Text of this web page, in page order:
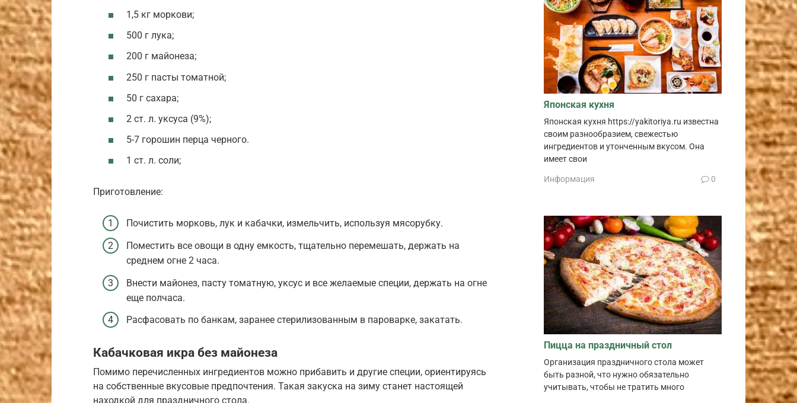
1,5 кг моркови;
500 г лука;
200 г майонеза;
250 г пасты томатной;
50 г сахара;
2 ст. л. уксуса (9%);
5-7 горошин перца черного.
1 ст. л. соли;
Приготовление:
Почистить морковь, лук и кабачки, измельчить, используя мясорубку.
Поместить все овощи в одну емкость, тщательно перемешать, держать на
среднем огне 2 часа.
Внести майонез, пасту томатную, уксус и все желаемые специи, держать на огне
еще полчаса.
Расфасовать по банкам, заранее стерилизованным в пароварке, закатать.
Кабачковая икра без майонеза
Помимо перечисленных ингредиентов можно прибавить и другие специи, ориентируясь
на собственные вкусовые предпочтения. Такая закуска на зиму станет настоящей
находкой для праздничного стола.
Японская кухня
Японская кухня https://yakitoriya.ru известна
своим разнообразием, свежестью
ингредиентов и утонченным вкусом. Она
имеет свои
Информация 0
Пицца на праздничный стол
Организация праздничного стола может
быть разной, что нужно обязательно
учитывать, чтобы не тратить много